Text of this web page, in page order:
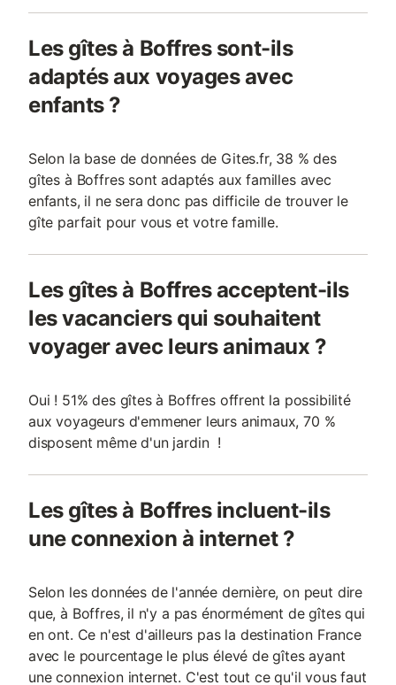
Les gîtes à Boffres sont-ils
adaptés aux voyages avec
enfants ?
Selon la base de données de Gites.fr, 38 % des
gîtes à Boffres sont adaptés aux familles avec
enfants, il ne sera donc pas difficile de trouver le
gîte parfait pour vous et votre famille.
Les gîtes à Boffres acceptent-ils
les vacanciers qui souhaitent
voyager avec leurs animaux ?
Oui ! 51% des gîtes à Boffres offrent la possibilité
aux voyageurs d'emmener leurs animaux, 70 %
disposent même d'un jardin !
Les gîtes à Boffres incluent-ils
une connexion à internet ?
Selon les données de l'année dernière, on peut dire
que, à Boffres, il n'y a pas énormément de gîtes qui
en ont. Ce n'est d'ailleurs pas la destination France
avec le pourcentage le plus élevé de gîtes ayant
une connexion internet. C'est tout ce qu'il vous faut